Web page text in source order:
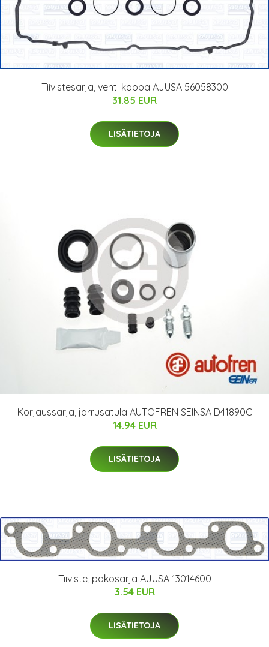
Tiivistesarja, vent. koppa AJUSA 56058300
31.85 EUR
LISÄTIETOJA
Korjaussarja, jarrusatula AUTOFREN SEINSA D41890C
14.94 EUR
LISÄTIETOJA
Tiiviste, pakosarja AJUSA 13014600
3.54 EUR
LISÄTIETOJA